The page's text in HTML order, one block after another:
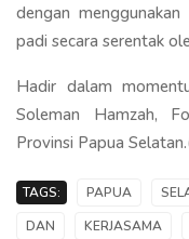
dengan
padi secara serentak
Hadir dalam
Soleman Hamzah,
Provinsi Papua
TAGS: PAPUA
DAN
KERJASAMA